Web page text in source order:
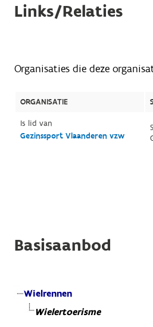
Links/Relaties
Organisaties die deze
ORGANISATIE
Is lid van
Gezinssport Vlaanderen vzw
Basisaanbod
Wielrennen
Wielertoerisme